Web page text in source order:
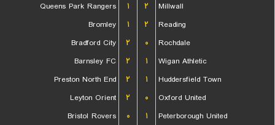
Queens Park Rangers
۱ ۲
Millwall
Bromley
۱ ۲
Reading
Bradford City
۲ ۰
Rochdale
Barnsley FC
۲ ۱
Wigan Athletic
Preston North End
۲ ۱
Huddersfield Town
Leyton Orient
۲ ۰
Oxford United
Bristol Rovers
۰ ۱
Peterborough United